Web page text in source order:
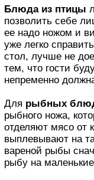
Блюда из птицы
позволить себе
ее надо ножом и
уже легко
стол, лучше не
тем, что гости
непременно
Для рыбных
рыбного ножа,
отделяют мясо от
выплевывают на
вареной рыбы
рыбу на